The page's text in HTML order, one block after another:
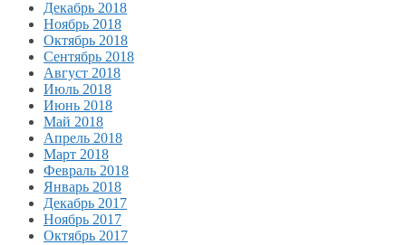
Декабрь 2018
Ноябрь 2018
Октябрь 2018
Сентябрь 2018
Август 2018
Июль 2018
Июнь 2018
Май 2018
Апрель 2018
Март 2018
Февраль 2018
Январь 2018
Декабрь 2017
Ноябрь 2017
Октябрь 2017